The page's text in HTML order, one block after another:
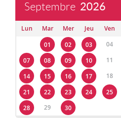
Septembre 2026
Lun Mar Mer Jeu Ven
01
02 03 04
07
08 09 10 11
14
15 16 17 18
21
22 23 24 25
28
29 30